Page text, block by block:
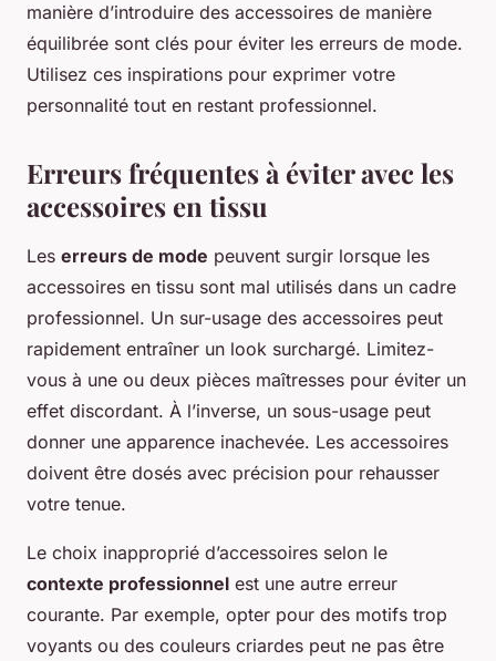
manière d’introduire des accessoires de manière
équilibrée sont clés pour éviter les erreurs de mode.
Utilisez ces inspirations pour exprimer votre
personnalité tout en restant professionnel.
Erreurs fréquentes à éviter avec les
accessoires en tissu
Les erreurs de mode peuvent surgir lorsque les
accessoires en tissu sont mal utilisés dans un cadre
professionnel. Un sur-usage des accessoires peut
rapidement entraîner un look surchargé. Limitez-
vous à une ou deux pièces maîtresses pour éviter un
effet discordant. À l’inverse, un sous-usage peut
donner une apparence inachevée. Les accessoires
doivent être dosés avec précision pour rehausser
votre tenue.
Le choix inapproprié d’accessoires selon le
contexte professionnel est une autre erreur
courante. Par exemple, opter pour des motifs trop
voyants ou des couleurs criardes peut ne pas être